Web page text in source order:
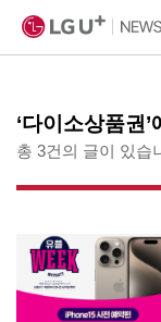
‘다이소상품권
총 3건의 글이 있습